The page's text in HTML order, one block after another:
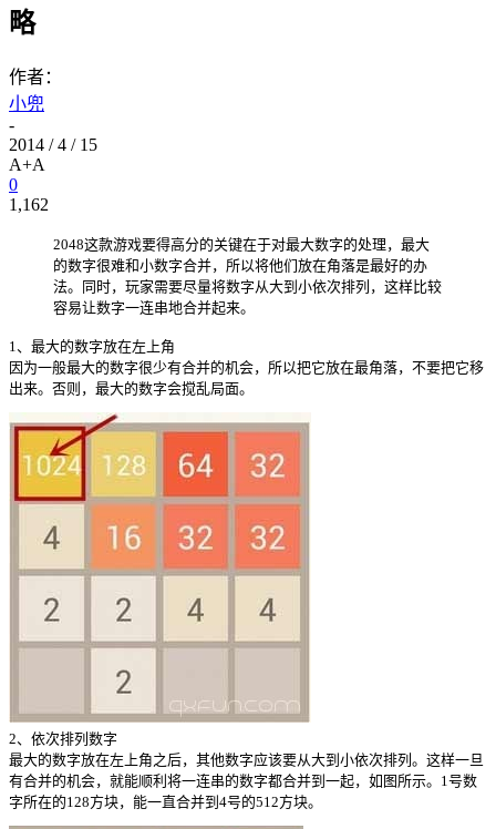
略
作者：
小兜
-
2014 / 4 / 15
A+A
0
1,162
2048这款游戏要得高分的关键在于对最大数字的处理，最大
的数字很难和小数字合并，所以将他们放在角落是最好的办
法。同时，玩家需要尽量将数字从大到小依次排列，这样比较
容易让数字一连串地合并起来。
1、最大的数字放在左上角
因为一般最大的数字很少有合并的机会，所以把它放在最角落，不要把它移
出来。否则，最大的数字会搅乱局面。
2、依次排列数字
最大的数字放在左上角之后，其他数字应该要从大到小依次排列。这样一旦
有合并的机会，就能顺利将一连串的数字都合并到一起，如图所示。1号数
字所在的128方块，能一直合并到4号的512方块。